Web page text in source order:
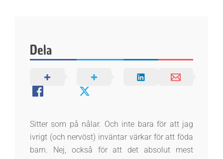
Dela
Sitter som på nålar. Och inte bara för att jag
ivrigt (och nervöst) inväntar värkar för att föda
barn. Nej, också för att det absolut mest